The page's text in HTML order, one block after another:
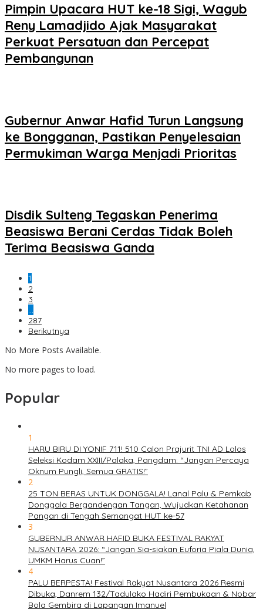
Pimpin Upacara HUT ke-18 Sigi, Wagub
Reny Lamadjido Ajak Masyarakat
Perkuat Persatuan dan Percepat
Pembangunan
Gubernur Anwar Hafid Turun Langsung
ke Bongganan, Pastikan Penyelesaian
Permukiman Warga Menjadi Prioritas
Disdik Sulteng Tegaskan Penerima
Beasiswa Berani Cerdas Tidak Boleh
Terima Beasiswa Ganda
1
2
3
…
287
Berikutnya
No More Posts Available.
No more pages to load.
Popular
1
HARU BIRU DI YONIF 711! 510 Calon Prajurit TNI AD Lolos
Seleksi Kodam XXIII/Palaka, Pangdam: “Jangan Percaya
Oknum Pungli, Semua GRATIS!”
2
25 TON BERAS UNTUK DONGGALA! Lanal Palu & Pemkab
Donggala Bergandengan Tangan, Wujudkan Ketahanan
Pangan di Tengah Semangat HUT ke-57
3
GUBERNUR ANWAR HAFID BUKA FESTIVAL RAKYAT
NUSANTARA 2026: “Jangan Sia-siakan Euforia Piala Dunia,
UMKM Harus Cuan!”
4
PALU BERPESTA! Festival Rakyat Nusantara 2026 Resmi
Dibuka, Danrem 132/Tadulako Hadiri Pembukaan & Nobar
Bola Gembira di Lapangan Imanuel